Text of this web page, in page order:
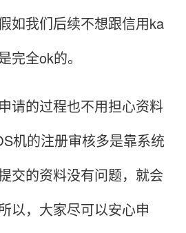
如我们后续不想跟信用ka
完全ok的。
的过程也不用担心资料
机的注册审核多是靠系统
交的资料没有问题，就会
以，大家尽可以安心申